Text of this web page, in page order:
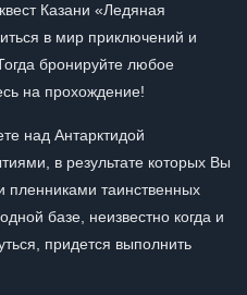
Казани «Ледяная
в мир приключений и
бронируйте любое
на прохождение!
над Антарктидой
в результате которых Вы
пленниками таинственных
базе, неизвестно когда и
придется выполнить